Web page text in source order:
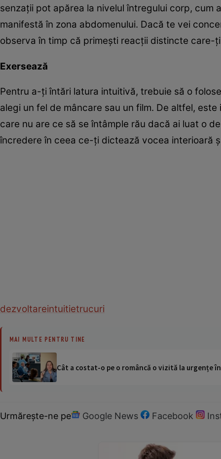
senzaţii pot apărea la nivelul întregului corp, cum
manifestă în zona abdomenului. Dacă te vei
observa în timp că primeşti reacţii distincte care-
Exersează
Pentru a-ţi întări latura intuitivă, trebuie să o
alegi un fel de mâncare sau un film. De altfel,
care nu are ce să se întâmple rău dacă ai luat o
încredere în ceea ce-ţi dictează vocea interioară
dezvoltareintuitietrucuri
MAI MULTE PENTRU TINE
Cât a costat-o pe o româncă o vizită la urgențe
Urmărește-ne pe Google News Facebook